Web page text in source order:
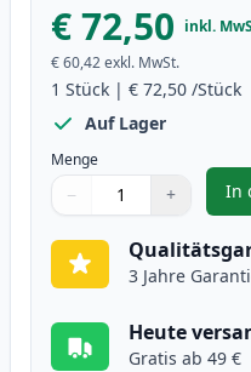
€ 72,50 inkl.
€ 60,42exkl. MwSt.
1 Stück | € 72,50 /Stück
Auf Lager
Menge
Verwenden Sie die
− +
1
In
3 Jahre
Heute
Gratis ab 49 €